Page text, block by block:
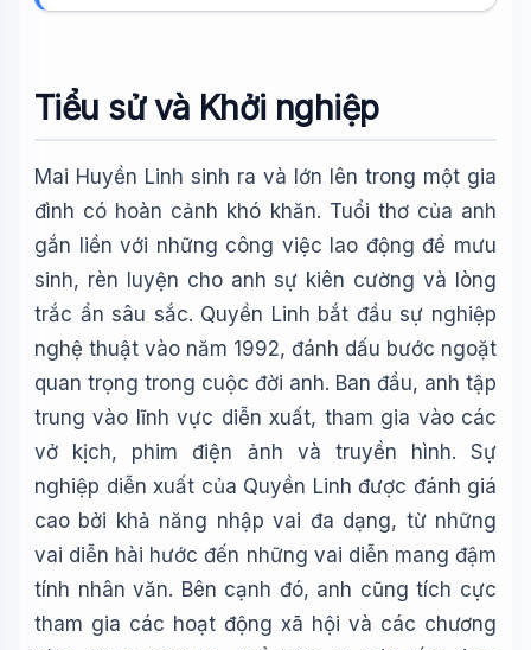
Tiểu sử và Khởi nghiệp
Mai Huyền Linh sinh ra và lớn lên trong một gia
đình có hoàn cảnh khó khăn. Tuổi thơ của anh
gắn liền với những công việc lao động để mưu
sinh, rèn luyện cho anh sự kiên cường và lòng
trắc ẩn sâu sắc. Quyền Linh bắt đầu sự nghiệp
nghệ thuật vào năm 1992, đánh dấu bước ngoặt
quan trọng trong cuộc đời anh. Ban đầu, anh tập
trung vào lĩnh vực diễn xuất, tham gia vào các
vở kịch, phim điện ảnh và truyền hình. Sự
nghiệp diễn xuất của Quyền Linh được đánh giá
cao bởi khả năng nhập vai đa dạng, từ những
vai diễn hài hước đến những vai diễn mang đậm
tính nhân văn. Bên cạnh đó, anh cũng tích cực
tham gia các hoạt động xã hội và các chương
🎓
Xin chào!
Tôi là trợ lý AI của TuDienWiki. Hãy hỏi tôi bất kỳ điều gì
🪐 Sao Mộc là gì?
📚 Lịch sử Việt Nam
🔬 Albert Einstein